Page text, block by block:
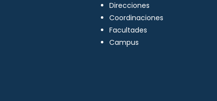
Direcciones
Coordinaciones
Facultades
Campus